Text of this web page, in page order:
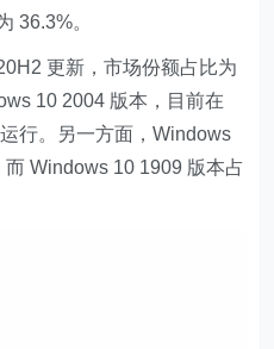
36.3%。
更新，市场份额占比为
10 2004 版本，目前在
行。另一方面，Windows
Windows 10 1909 版本占